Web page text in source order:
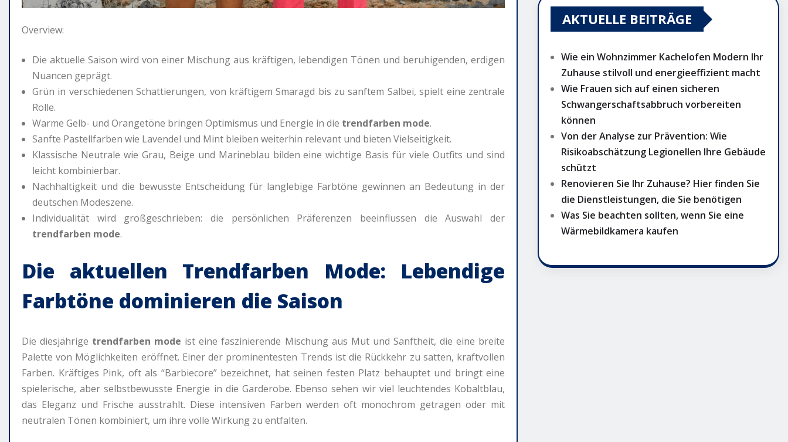
Overview:
Die aktuelle Saison wird von einer Mischung aus kräftigen, lebendigen Tönen und beruhigenden, erdigen
Nuancen geprägt.
Grün in verschiedenen Schattierungen, von kräftigem Smaragd bis zu sanftem Salbei, spielt eine zentrale
Rolle.
Warme Gelb- und Orangetöne bringen Optimismus und Energie in die trendfarben mode.
Sanfte Pastellfarben wie Lavendel und Mint bleiben weiterhin relevant und bieten Vielseitigkeit.
Klassische Neutrale wie Grau, Beige und Marineblau bilden eine wichtige Basis für viele Outfits und sind
leicht kombinierbar.
Nachhaltigkeit und die bewusste Entscheidung für langlebige Farbtöne gewinnen an Bedeutung in der
deutschen Modeszene.
Individualität wird großgeschrieben: die persönlichen Präferenzen beeinflussen die Auswahl der
trendfarben mode.
Die aktuellen Trendfarben Mode: Lebendige
Farbtöne dominieren die Saison
Die diesjährige trendfarben mode ist eine faszinierende Mischung aus Mut und Sanftheit, die eine breite
Palette von Möglichkeiten eröffnet. Einer der prominentesten Trends ist die Rückkehr zu satten, kraftvollen
Farben. Kräftiges Pink, oft als “Barbiecore” bezeichnet, hat seinen festen Platz behauptet und bringt eine
spielerische, aber selbstbewusste Energie in die Garderobe. Ebenso sehen wir viel leuchtendes Kobaltblau,
das Eleganz und Frische ausstrahlt. Diese intensiven Farben werden oft monochrom getragen oder mit
neutralen Tönen kombiniert, um ihre volle Wirkung zu entfalten.
AKTUELLE BEITRÄGE
Wie ein Wohnzimmer Kachelofen Modern Ihr
Zuhause stilvoll und energieeffizient macht
Wie Frauen sich auf einen sicheren
Schwangerschaftsabbruch vorbereiten
können
Von der Analyse zur Prävention: Wie
Risikoabschätzung Legionellen Ihre Gebäude
schützt
Renovieren Sie Ihr Zuhause? Hier finden Sie
die Dienstleistungen, die Sie benötigen
Was Sie beachten sollten, wenn Sie eine
Wärmebildkamera kaufen